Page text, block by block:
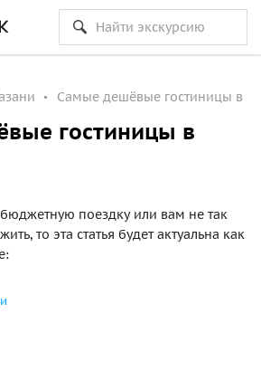
Самые дешёвые гостиницы в
гостиницы в
поездку или вам не так
то эта статья будет актуальна как